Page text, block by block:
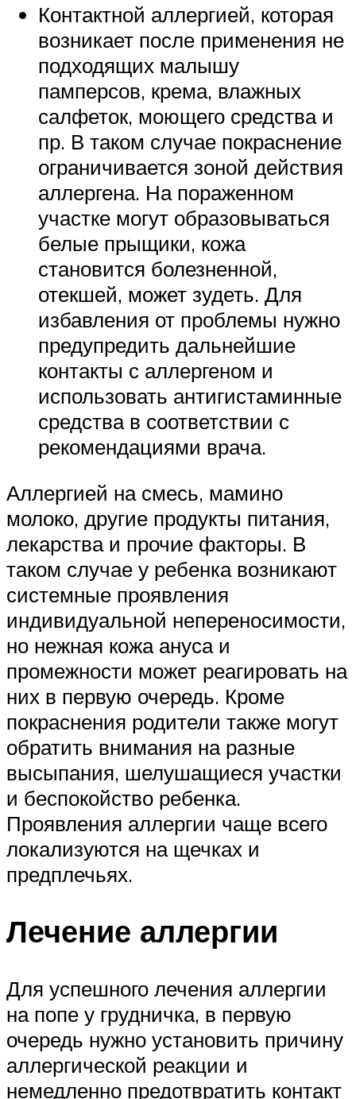
Контактной аллергией, которая
возникает после применения не
подходящих малышу
памперсов, крема, влажных
салфеток, моющего средства и
пр. В таком случае покраснение
ограничивается зоной действия
аллергена. На пораженном
участке могут образовываться
белые прыщики, кожа
становится болезненной,
отекшей, может зудеть. Для
избавления от проблемы нужно
предупредить дальнейшие
контакты с аллергеном и
использовать антигистаминные
средства в соответствии с
рекомендациями врача.
Аллергией на смесь, мамино
молоко, другие продукты питания,
лекарства и прочие факторы. В
таком случае у ребенка возникают
системные проявления
индивидуальной непереносимости,
но нежная кожа ануса и
промежности может реагировать на
них в первую очередь. Кроме
покраснения родители также могут
обратить внимания на разные
высыпания, шелушащиеся участки
и беспокойство ребенка.
Проявления аллергии чаще всего
локализуются на щечках и
предплечьях.
Лечение аллергии
Для успешного лечения аллергии
на попе у грудничка, в первую
очередь нужно установить причину
аллергической реакции и
немедленно предотвратить контакт